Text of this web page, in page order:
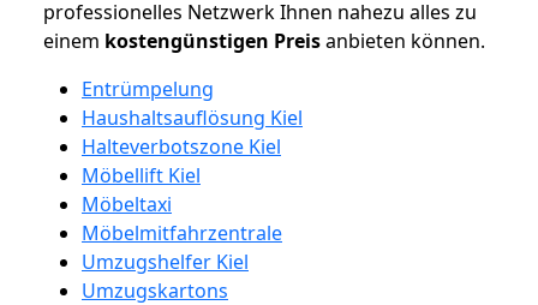
professionelles Netzwerk Ihnen nahezu alles zu
einem kostengünstigen Preisanbieten können.
Entrümpelung
Haushaltsauflösung Kiel
Halteverbotszone Kiel
Möbellift Kiel
Möbeltaxi
Möbelmitfahrzentrale
Umzugshelfer Kiel
Umzugskartons